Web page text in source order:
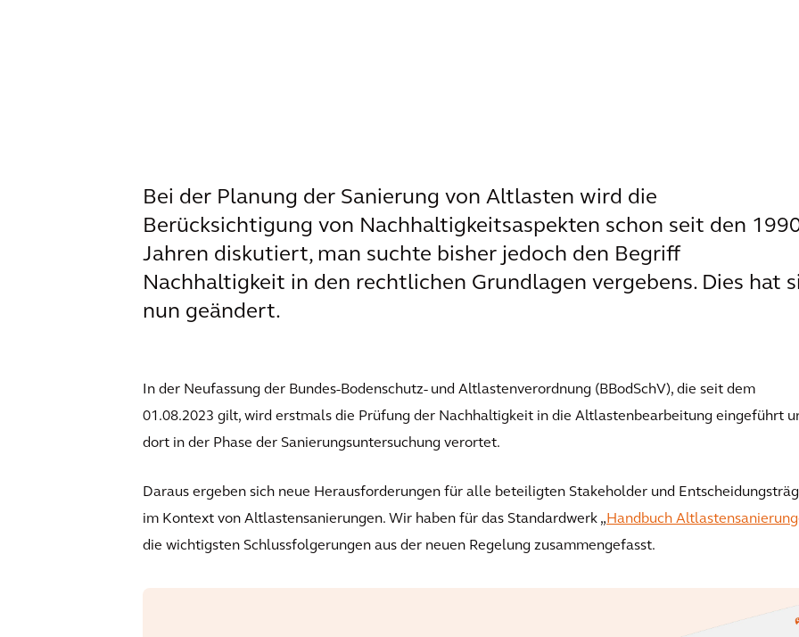
Bei der Planung der Sanierung von Altlasten wird die
Berücksichtigung von Nachhaltigkeitsaspekten schon seit den
Jahren diskutiert, man suchte bisher jedoch den Begriff
Nachhaltigkeit in den rechtlichen Grundlagen vergebens. Dies hat
nun geändert.
In der Neufassung der Bundes-Bodenschutz- und Altlastenverordnung (BBodSchV), die seit dem
01.08.2023 gilt, wird erstmals die Prüfung der Nachhaltigkeit in die Altlastenbearbeitung eingeführt
dort in der Phase der Sanierungsuntersuchung verortet.
Daraus ergeben sich neue Herausforderungen für alle beteiligten Stakeholder und
im Kontext von Altlastensanierungen. Wir haben für das Standardwerk „ Handbuch
die wichtigsten Schlussfolgerungen aus der neuen Regelung zusammengefasst.